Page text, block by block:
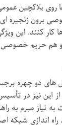
ها روی بلاکچین
زنجیره ای
کار کنند. این
و هم حریم خصوصی
نیاز مبرم به